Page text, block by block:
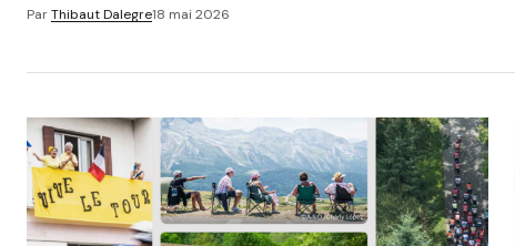
ParThibaut Dalegre18 mai 2026